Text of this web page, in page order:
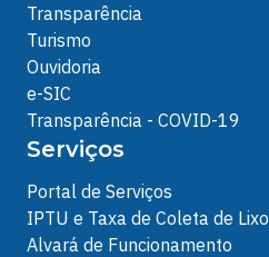
Transparência
Turismo
Ouvidoria
e-SIC
Transparência - COVID-19
Serviços
Portal de Serviços
IPTU e Taxa de Coleta de Lixo
Alvará de Funcionamento